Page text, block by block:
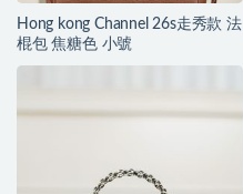
Hong kong Channel 26s走秀款 法
棍包 焦糖色 小號